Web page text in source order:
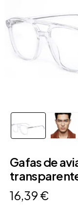
Gafas de
16,39 €